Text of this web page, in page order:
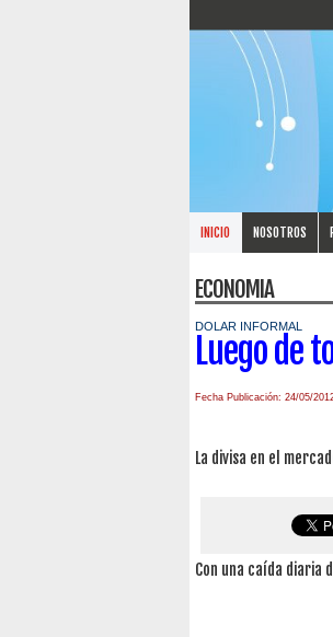
INICIO NOSOTROS
ECONOMIA
DOLAR INFORMAL
Luego de
Fecha Publicación: 24/05/
La divisa en el
Con una caída diaria